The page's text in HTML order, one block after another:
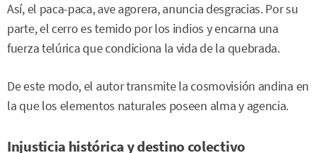
Así, el paca-paca, ave agorera, anuncia desgracias. Por su
parte, el cerro es temido por los indios y encarna una
fuerza telúrica que condiciona la vida de la quebrada.
De este modo, el autor transmite la cosmovisión andina en
la que los elementos naturales poseen alma y agencia.
Injusticia histórica y destino colectivo